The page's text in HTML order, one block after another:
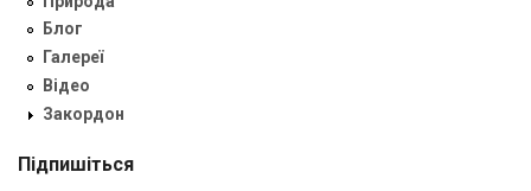
Блог
Галереї
Відео
Закордон
Підпишіться